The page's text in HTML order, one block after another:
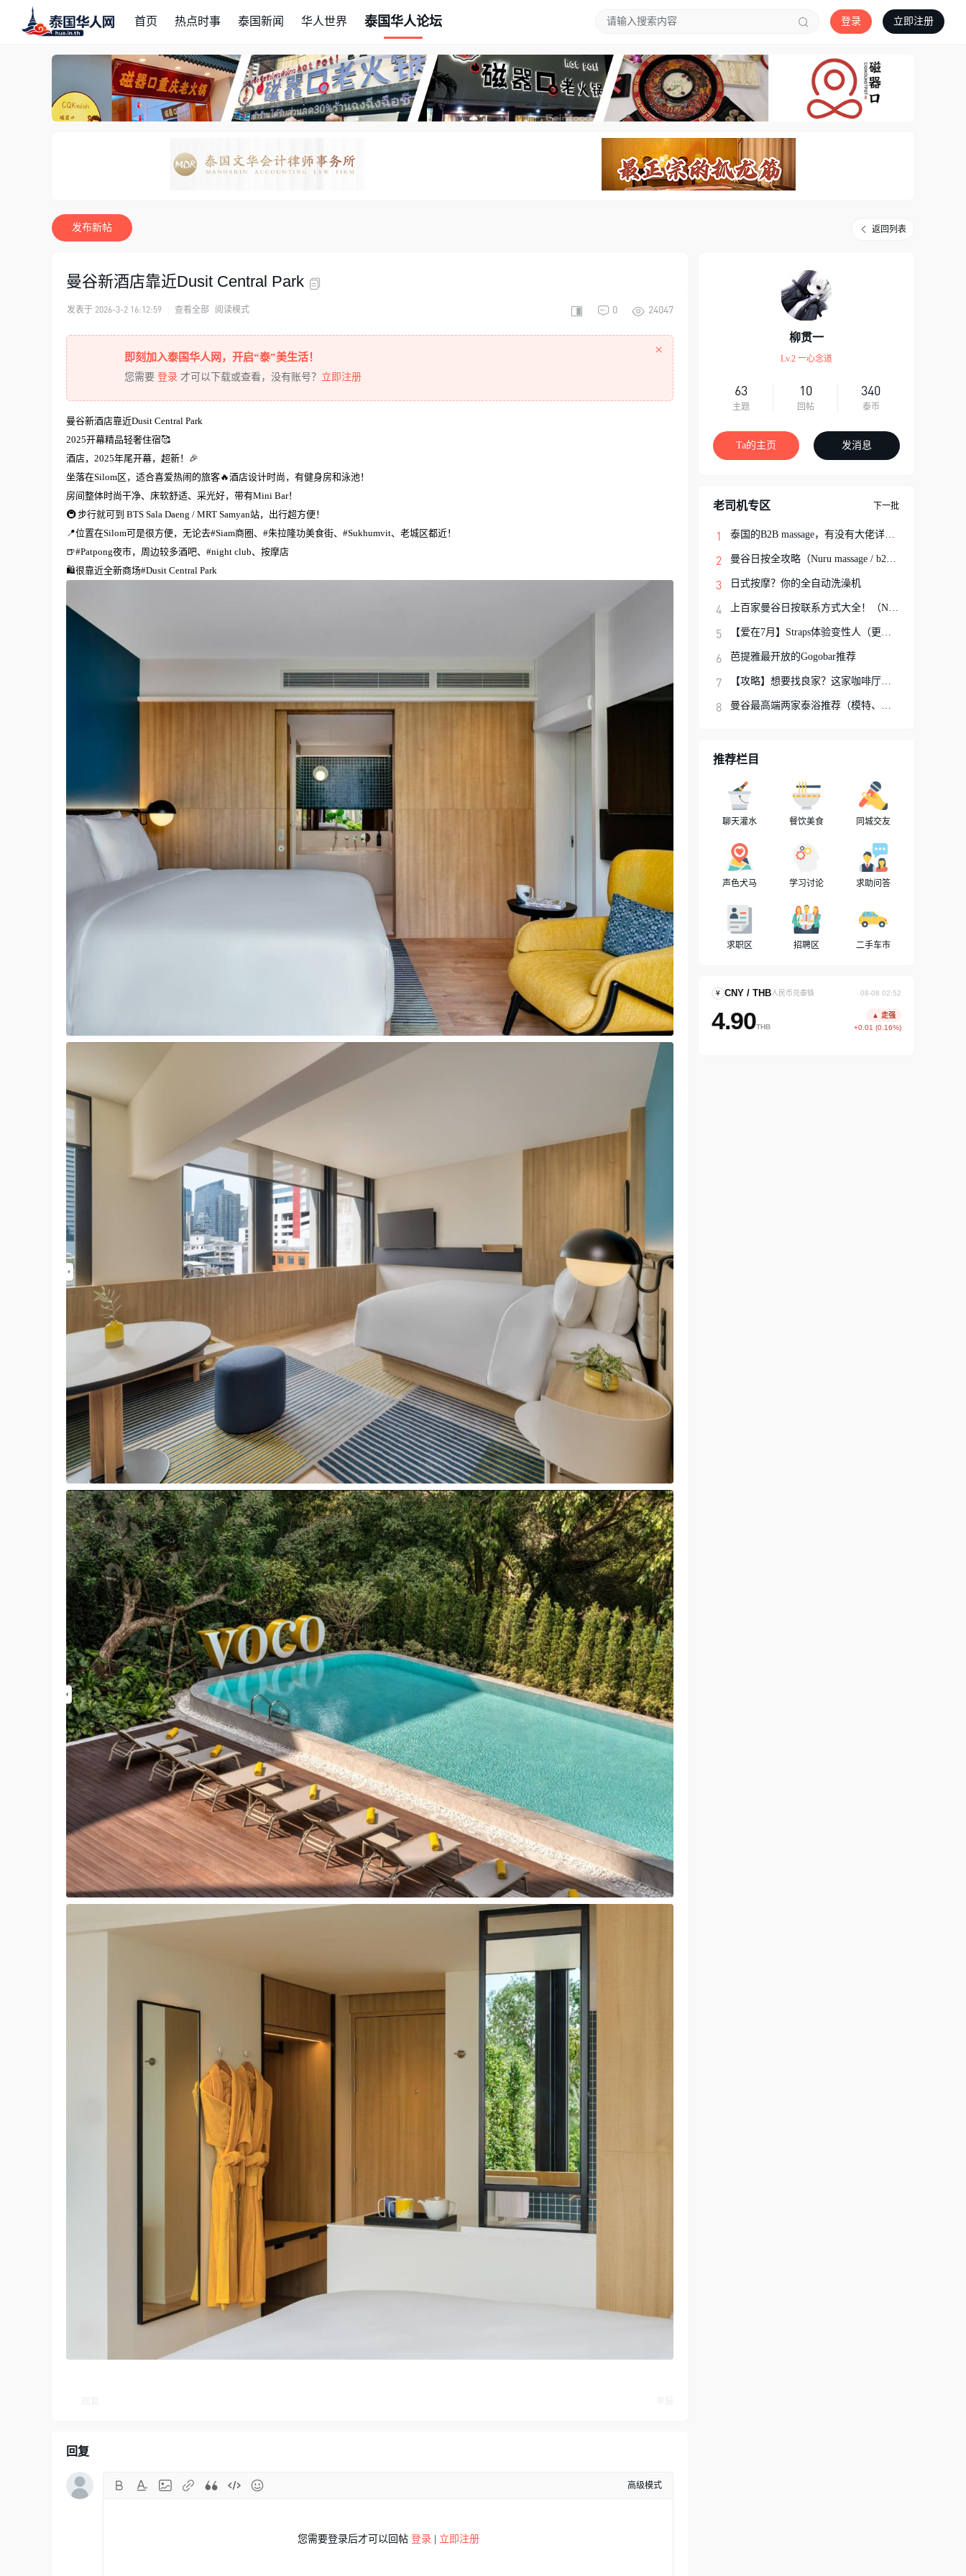
首页 热点时事 泰国新闻 华人世界 泰国华人论坛 登录 立即注册
返回列表
发布新帖
曼谷新酒店靠近Dusit Central Park
24047
0
发表于 2026-3-2 16:12:59 查看全部 阅读模式
即刻加入泰国华人网，开启“泰”美生活！
您需要 登录 才可以下载或查看，没有账号？ 立即注册
×
曼谷新酒店靠近Dusit Central Park
2025开幕精品轻奢住宿🥰
酒店，2025年尾开幕，超新！🎉
坐落在Silom区，适合喜爱热闹的旅客🔥酒店设计时尚，有健身房和泳池！
房间整体时尚干净、床软舒适、采光好，带有Mini Bar！
🚇 步行就可到 BTS Sala Daeng / MRT Samyan站，出行超方便！
📍位置在Silom可是很方便，无论去#Siam商圈、#朱拉隆功美食街、#Sukhumvit、老城区都近！
🍺#Patpong夜市，周边较多酒吧、#night club、按摩店
🛍很靠近全新商场#Dusit Central Park
回复
高级模式
您需要登录后才可以回帖 登录| 立即注册
柳贯一
Lv.2 一心念道
63
主题
10
回帖
340
泰币
Ta的主页 发消息
老司机专区 下一批
泰国的B2B massage，有没有大佬详细解说一
曼谷日按全攻略（Nuru massage / b2b按摩避
日式按摩？你的全自动洗澡机
上百家曼谷日按联系方式大全！（Nuru Massa
【爱在7月】Straps体验变性人（更新完结）
芭提雅最开放的Gogobar推荐
【攻略】想要找良家？这家咖啡厅你可以试试
曼谷最高端两家泰浴推荐（模特、网红、明星
推荐栏目
聊天灌水 餐饮美食 同城交友
声色犬马 学习讨论 求助问答
求职区 招聘区 二手车市
¥ CNY / THB人民币兑泰铢 08-08 02:52
4.90THB
▲ 走强
+0.01 (0.16%)